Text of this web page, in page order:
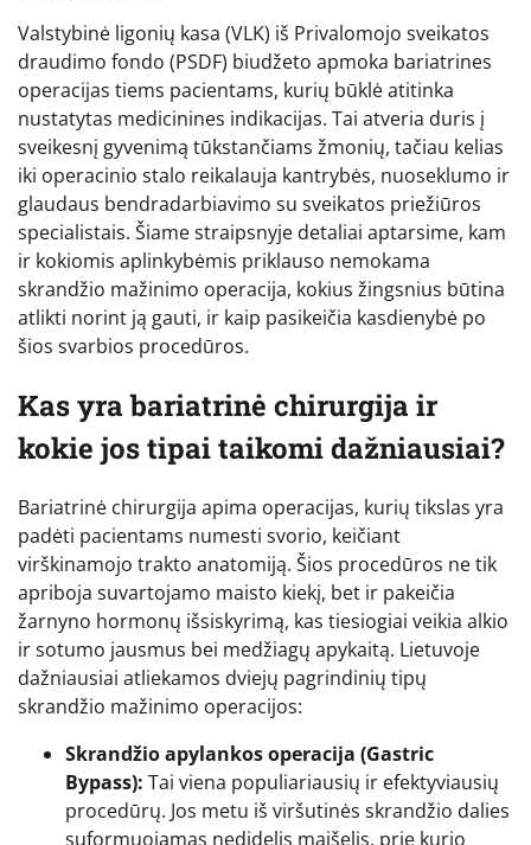
Valstybinė ligonių kasa (VLK) iš Privalomojo sveikatos
draudimo fondo (PSDF) biudžeto apmoka bariatrines
operacijas tiems pacientams, kurių būklė atitinka
nustatytas medicinines indikacijas. Tai atveria duris į
sveikesnį gyvenimą tūkstančiams žmonių, tačiau kelias
iki operacinio stalo reikalauja kantrybės, nuoseklumo ir
glaudaus bendradarbiavimo su sveikatos priežiūros
specialistais. Šiame straipsnyje detaliai aptarsime, kam
ir kokiomis aplinkybėmis priklauso nemokama
skrandžio mažinimo operacija, kokius žingsnius būtina
atlikti norint ją gauti, ir kaip pasikeičia kasdienybė po
šios svarbios procedūros.
Kas yra bariatrinė chirurgija ir
kokie jos tipai taikomi dažniausiai?
Bariatrinė chirurgija apima operacijas, kurių tikslas yra
padėti pacientams numesti svorio, keičiant
virškinamojo trakto anatomiją. Šios procedūros ne tik
apriboja suvartojamo maisto kiekį, bet ir pakeičia
žarnyno hormonų išsiskyrimą, kas tiesiogiai veikia alkio
ir sotumo jausmus bei medžiagų apykaitą. Lietuvoje
dažniausiai atliekamos dviejų pagrindinių tipų
skrandžio mažinimo operacijos:
Skrandžio apylankos operacija (Gastric
Bypass): Tai viena populiariausių ir efektyviausių
procedūrų. Jos metu iš viršutinės skrandžio dalies
suformuojamas nedidelis maišelis, prie kurio